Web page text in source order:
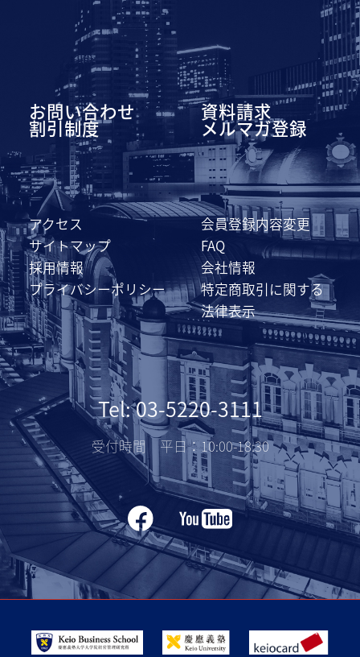
お問い合わせ 資料請求
割引制度 メルマガ登録
アクセス
会員登録内容変更
サイトマップ
FAQ
採用情報
会社情報
プライバシーポリシー
特定商取引に関する
法律表示
Tel: 03-5220-3111
受付時間 平日：10:00-18:30